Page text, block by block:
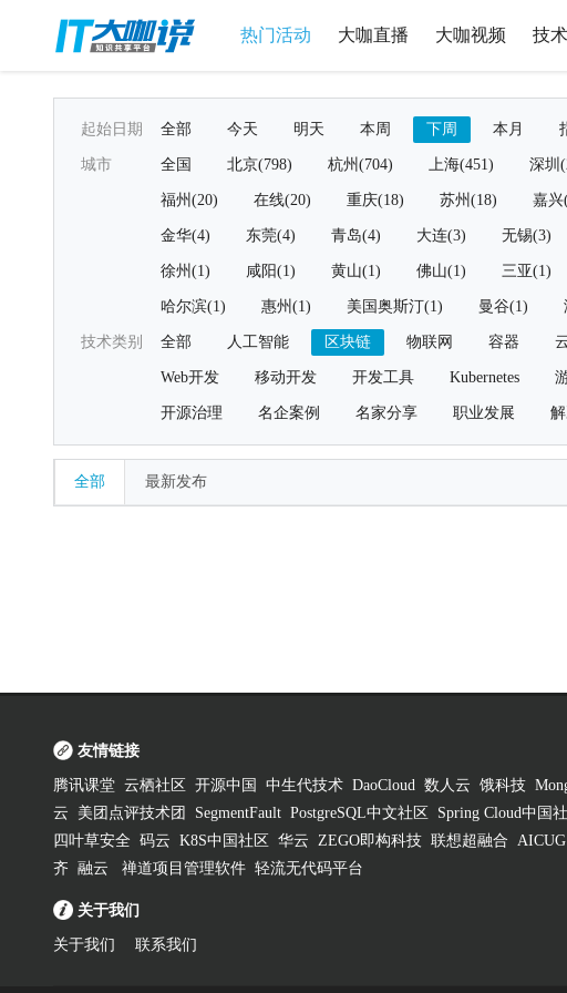
热门活动 大咖直播 大咖视频 技
起始日期 全部 今天 明天 本周 下周 本月
城市 全国 北京(798) 杭州(704) 上海(451) 深圳
福州(20) 在线(20) 重庆(18) 苏州(18) 嘉兴
金华(4) 东莞(4) 青岛(4) 大连(3) 无锡(3)
徐州(1) 咸阳(1) 黄山(1) 佛山(1) 三亚(1)
哈尔滨(1) 惠州(1) 美国奥斯汀(1) 曼谷(1)
技术类别 全部 人工智能 区块链 物联网 容器
Web开发 移动开发 开发工具 Kubernetes
开源治理 名企案例 名家分享 职业发展
全部 最新发布
友情链接
腾讯课堂 云栖社区 开源中国 中生代技术 DaoCloud 数人云 饿科技
云
美团点评技术团 SegmentFault PostgreSQL中文社区 Spring Cloud中国
四叶草安全 码云 K8S中国社区 华云 ZEGO即构科技 联想超融合 AICUG
齐 融云 禅道项目管理软件 轻流无代码平台
关于我们
关于我们 联系我们